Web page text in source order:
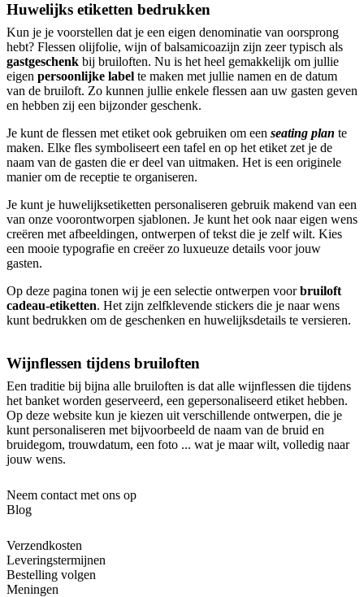
Huwelijks etiketten bedrukken
Kun je je voorstellen dat je een eigen denominatie van oorsprong
hebt? Flessen olijfolie, wijn of balsamicoazijn zijn zeer typisch als
gastgeschenk bij bruiloften. Nu is het heel gemakkelijk om jullie
eigen persoonlijke label te maken met jullie namen en de datum
van de bruiloft. Zo kunnen jullie enkele flessen aan uw gasten geven
en hebben zij een bijzonder geschenk.
Je kunt de flessen met etiket ook gebruiken om een seating plan te
maken. Elke fles symboliseert een tafel en op het etiket zet je de
naam van de gasten die er deel van uitmaken. Het is een originele
manier om de receptie te organiseren.
Je kunt je huwelijksetiketten personaliseren gebruik makend van een
van onze voorontworpen sjablonen. Je kunt het ook naar eigen wens
creëren met afbeeldingen, ontwerpen of tekst die je zelf wilt. Kies
een mooie typografie en creëer zo luxueuze details voor jouw
gasten.
Op deze pagina tonen wij je een selectie ontwerpen voorbruiloft
cadeau-etiketten. Het zijn zelfklevende stickers die je naar wens
kunt bedrukken om de geschenken en huwelijksdetails te versieren.
Wijnflessen tijdens bruiloften
Een traditie bij bijna alle bruiloften is dat alle wijnflessen die tijdens
het banket worden geserveerd, een gepersonaliseerd etiket hebben.
Op deze website kun je kiezen uit verschillende ontwerpen, die je
kunt personaliseren met bijvoorbeeld de naam van de bruid en
bruidegom, trouwdatum, een foto ... wat je maar wilt, volledig naar
jouw wens.
Neem contact met ons op
Blog
Verzendkosten
Leveringstermijnen
Bestelling volgen
Meningen